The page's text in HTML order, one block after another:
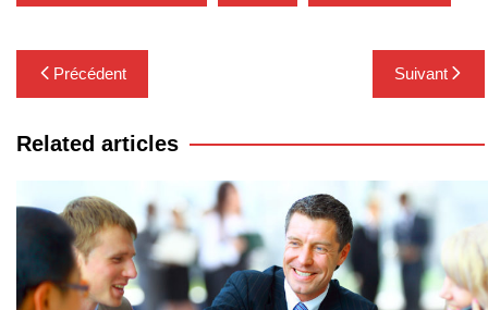
Navigation
de
l’article
Précédent Suivant
Related articles